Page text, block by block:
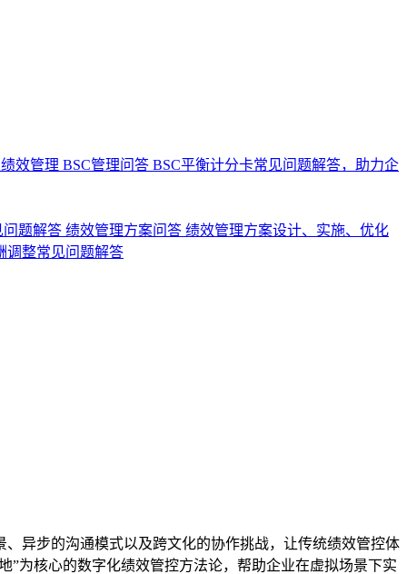
效管理 BSC管理问答 BSC平衡计分卡常见问题解答，助力企
问题解答 绩效管理方案问答 绩效管理方案设计、实施、优化
调整常见问题解答
异步的沟通模式以及跨文化的协作挑战，让传统绩效管控体
”为核心的数字化绩效管控方法论，帮助企业在虚拟场景下实